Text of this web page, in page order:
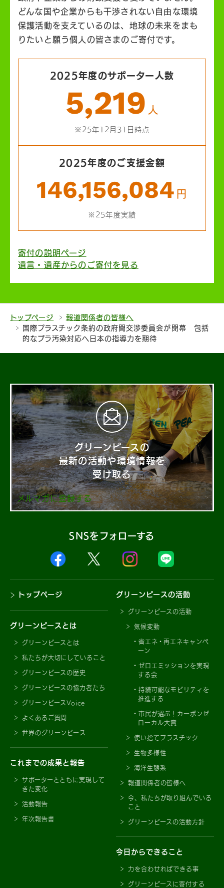
どんな国や企業からも干渉されない自由な環境
保護活動を支えているのは、地球の未来をまも
りたいと願う個人の皆さまのご寄付です。
2025年度のサポーター人数
5,219 人
※25年12月31日時点
2025年度のご支援金額
146,156,084 円
※25年度実績
寄付の説明ページ
遺言・遺産からのご寄付を見る
トップページ
報道関係者の皆様へ
国際プラスチック条約の政府間交渉委員会が閉幕 包括
的なプラ汚染対応へ日本の指導力を期待
グリーンピースの
最新の活動や環境情報を
受け取る
メルマガに登録する
SNSをフォローする
トップページ
グリーンピースとは
グリーンピースとは
私たちが大切にしていること
グリーンピースの歴史
グリーンピースの協力者たち
グリーンピースVoice
よくあるご質問
世界のグリーンピース
これまでの成果と報告
サポーターとともに実現して
きた変化
活動報告
年次報告書
グリーンピースの活動
グリーンピースの活動
気候変動
省エネ・再エネキャンペ
ーン
ゼロエミッションを実現
する会
持続可能なモビリティを
推進する
市民が選ぶ！カーボンゼ
ローカル大賞
使い捨てプラスチック
生物多様性
海洋生態系
報道関係者の皆様へ
今、私たちが取り組んでいる
こと
グリーンピースの活動方針
今日からできること
力を合わせればできる事
グリーンピースに寄付する